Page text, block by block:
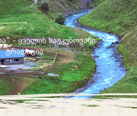
- ყველის საუკუნოვანი
ტრადიცია